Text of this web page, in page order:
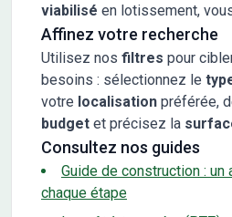
viabilisé en lotissement,
Affinez votre recherche
Utilisez nos filtres pour
besoins : sélectionnez le
votre localisation préférée,
budget et précisez la
Consultez nos guides
Guide de construction : un
chaque étape